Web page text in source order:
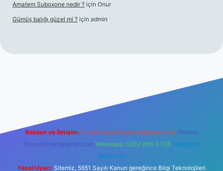
Amatem Suboxone nedir ? için Onur
Gümüş balığı güzel mi ? için admin
Reklam ve İletişim: E-mail: backlinkpaneli@gmail.com Teams:
forumhizmeti@gmail.com Whatsapp: 0262 606 0 726 Telegram:
@karabul
Yasal Uyarı: Sitemiz, 5651 Sayılı Kanun gereğince Bilgi Teknolojileri